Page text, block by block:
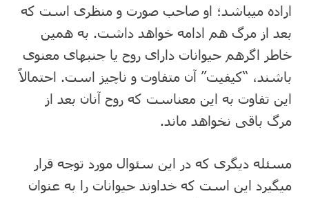
اراده میباشد؛ او صاحب صورت و منظری است که
بعد از مرگ هم ادامه خواهد داشت. به همین
خاطر اگرهم حیوانات دارای روح یا جنبه⁯ای معنوی
باشند، “کیفیت” آن متفاوت و ناچیز است. احتمالاً
این تفاوت به این معناست که روح آنان بعد از
مرگ باقی نخواهد ماند.
مسئله دیگری که در این سئوال مورد توجه قرار
می⁯گیرد این است که خداوند حیوانات را به عنوان